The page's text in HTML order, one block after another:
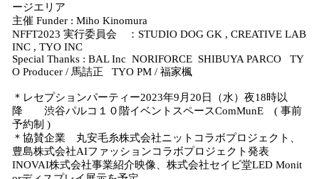
ージエリア
主催 Funder : Miho Kinomura
NFFT2023 実行委員会 ：STUDIO DOG GK , CREATIVE LAB
INC , TYO INC
Special Thanks : BAL Inc NORIFORCE SHIBUYA PARCO TY
O Producer / 馬詰正 TYO PM / 福家楓
＊レセプションパーティー2023年9月20日（水）夜18時以
降 渋谷パルコ１０階イベントスペースComMunE ( 事前
予約制 )
＊協賛企業 丸安毛糸株式会社ニットコラボプロジェクト、
豊島株式会社AIファッションコラボプロジェクト発表
INOVAI株式会社事業紹介映像、株式会社セイビ堂LED Monit